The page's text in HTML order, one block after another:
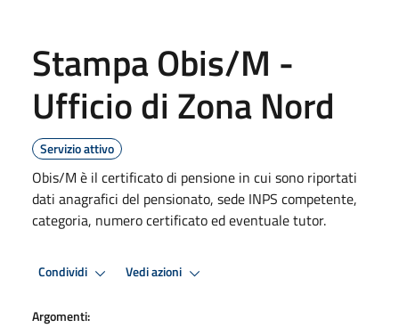
Stampa Obis/M -
Ufficio di Zona Nord
Servizio attivo
Obis/M è il certificato di pensione in cui sono riportati
dati anagrafici del pensionato, sede INPS competente,
categoria, numero certificato ed eventuale tutor.
Condividi Vedi azioni
Argomenti: